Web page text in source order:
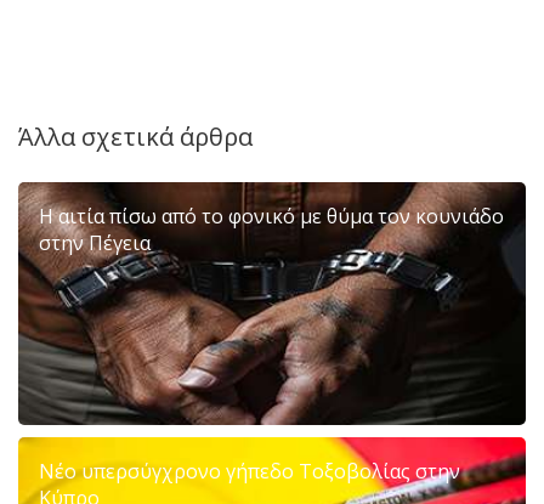
Άλλα σχετικά άρθρα
Η αιτία πίσω από το φονικό με θύμα τον κουνιάδο
στην Πέγεια
Νέο υπερσύγχρονο γήπεδο Τοξοβολίας στην
Κύπρο